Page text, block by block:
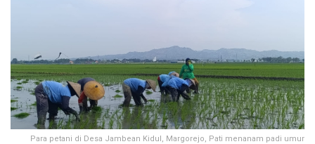
Para petani di Desa Jambean Kidul, Margorejo, Pati menanam padi umur